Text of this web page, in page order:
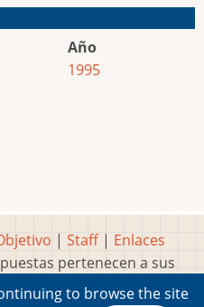
Año
1995
| Staff| Enlaces
pertenecen a sus
dueños
to browse the site